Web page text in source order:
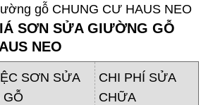
gỗ CHUNG CƯ HAUS NEO
SƠN SỬA GIƯỜNG GỖ
NEO
SƠN SỬA
GỖ
CHI PHÍ SỬA
CHỮA